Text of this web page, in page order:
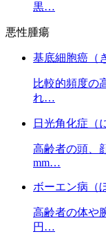
黒…
悪性腫瘍
基底細胞癌（
比較的頻度の
れ…
日光角化症（
高齢者の頭、
mm…
ボーエン病（
高齢者の体や
円…